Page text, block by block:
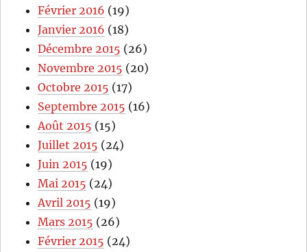
Février 2016 (19)
Janvier 2016 (18)
Décembre 2015 (26)
Novembre 2015 (20)
Octobre 2015 (17)
Septembre 2015 (16)
Août 2015 (15)
Juillet 2015 (24)
Juin 2015 (19)
Mai 2015 (24)
Avril 2015 (19)
Mars 2015 (26)
Février 2015 (24)